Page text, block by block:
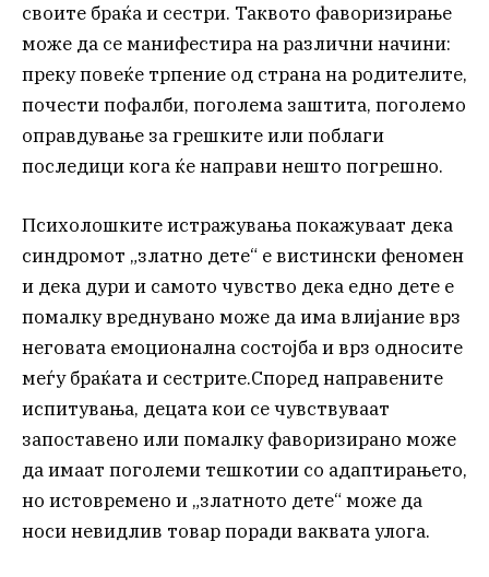
своите браќа и сестри. Таквото фаворизирање
може да се манифестира на различни начини:
преку повеќе трпение од страна на родителите,
почести пофалби, поголема заштита, поголемо
оправдување за грешките или поблаги
последици кога ќе направи нешто погрешно.
Психолошките истражувања покажуваат дека
синдромот „златно дете“ е вистински феномен
и дека дури и самото чувство дека едно дете е
помалку вреднувано може да има влијание врз
неговата емоционална состојба и врз односите
меѓу браќата и сестрите.Според направените
испитувања, децата кои се чувствуваат
запоставено или помалку фаворизирано може
да имаат поголеми тешкотии со адаптирањето,
но истовремено и „златното дете“ може да
носи невидлив товар поради ваквата улога.